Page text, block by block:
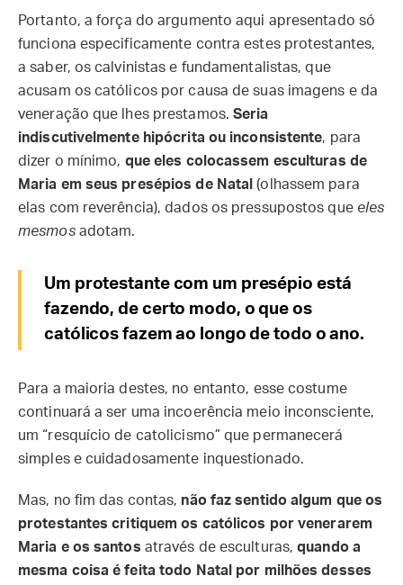
Portanto, a força do argumento aqui apresentado só
funciona especificamente contra estes protestantes,
a saber, os calvinistas e fundamentalistas, que
acusam os católicos por causa de suas imagens e da
veneração que lhes prestamos.Seria
indiscutivelmente hipócrita ou inconsistente, para
dizer o mínimo, que eles colocassem esculturas de
Maria em seus presépios de Natal (olhassem para
elas com reverência), dados os pressupostos que eles
mesmosadotam.
Um protestante com um presépio está
fazendo, de certo modo, o que os
católicos fazem ao longo de todo o ano.
Para a maioria destes, no entanto, esse costume
continuará a ser uma incoerência meio inconsciente,
um “resquício de catolicismo” que permanecerá
simples e cuidadosamente inquestionado.
Mas, no fim das contas, não faz sentido algum que os
protestantes critiquem os católicos por venerarem
Maria e os santos através de esculturas,quando a
mesma coisa é feita todo Natal por milhões desses